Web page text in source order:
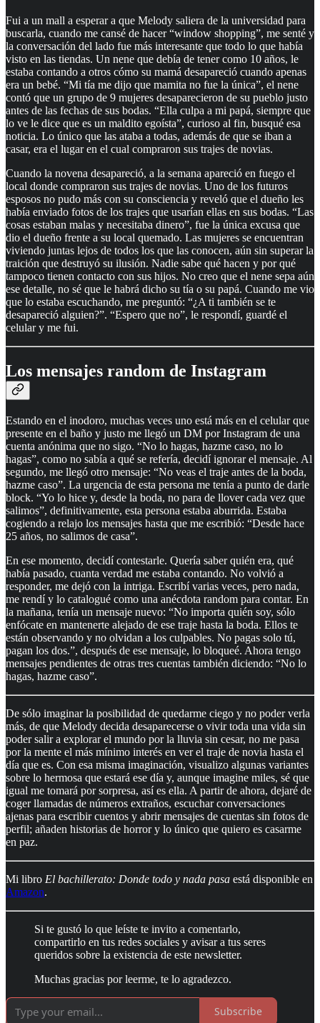
Fui a un mall a esperar a que Melody saliera de la universidad para
buscarla, cuando me cansé de hacer “window shopping”, me senté y
la conversación del lado fue más interesante que todo lo que había
visto en las tiendas. Un nene que debía de tener como 10 años, le
estaba contando a otros cómo su mamá desapareció cuando apenas
era un bebé. “Mi tía me dijo que mamita no fue la única”, el nene
contó que un grupo de 9 mujeres desaparecieron de su pueblo justo
antes de las fechas de sus bodas. “Ella culpa a mi papá, siempre que
lo ve le dice que es un maldito egoísta”, curioso al fin, busqué esa
noticia. Lo único que las ataba a todas, además de que se iban a
casar, era el lugar en el cual compraron sus trajes de novias.
Cuando la novena desapareció, a la semana apareció en fuego el
local donde compraron sus trajes de novias. Uno de los futuros
esposos no pudo más con su consciencia y reveló que el dueño les
había enviado fotos de los trajes que usarían ellas en sus bodas. “Las
cosas estaban malas y necesitaba dinero”, fue la única excusa que
dio el dueño frente a su local quemado. Las mujeres se encuentran
viviendo juntas lejos de todos los que las conocen, aún sin superar la
traición que destruyó su ilusión. Nadie sabe qué hacen y por qué
tampoco tienen contacto con sus hijos. No creo que el nene sepa aún
ese detalle, no sé que le habrá dicho su tía o su papá. Cuando me vio
que lo estaba escuchando, me preguntó: “¿A ti también se te
desapareció alguien?”. “Espero que no”, le respondí, guardé el
celular y me fui.
Los mensajes random de Instagram
Estando en el inodoro, muchas veces uno está más en el celular que
presente en el baño y justo me llegó un DM por Instagram de una
cuenta anónima que no sigo. “No lo hagas, hazme caso, no lo
hagas”, como no sabía a qué se refería, decidí ignorar el mensaje. Al
segundo, me llegó otro mensaje: “No veas el traje antes de la boda,
hazme caso”. La urgencia de esta persona me tenía a punto de darle
block. “Yo lo hice y, desde la boda, no para de llover cada vez que
salimos”, definitivamente, esta persona estaba aburrida. Estaba
cogiendo a relajo los mensajes hasta que me escribió: “Desde hace
25 años, no salimos de casa”.
En ese momento, decidí contestarle. Quería saber quién era, qué
había pasado, cuanta verdad me estaba contando. No volvió a
responder, me dejó con la intriga. Escribí varias veces, pero nada,
me rendí y lo catalogué como una anécdota random para contar. En
la mañana, tenía un mensaje nuevo: “No importa quién soy, sólo
enfócate en mantenerte alejado de ese traje hasta la boda. Ellos te
están observando y no olvidan a los culpables. No pagas solo tú,
pagan los dos.”, después de ese mensaje, lo bloqueé. Ahora tengo
mensajes pendientes de otras tres cuentas también diciendo: “No lo
hagas, hazme caso”.
De sólo imaginar la posibilidad de quedarme ciego y no poder verla
más, de que Melody decida desaparecerse o vivir toda una vida sin
poder salir a explorar el mundo por la lluvia sin cesar, no me pasa
por la mente el más mínimo interés en ver el traje de novia hasta el
día que es. Con esa misma imaginación, visualizo algunas variantes
sobre lo hermosa que estará ese día y, aunque imagine miles, sé que
igual me tomará por sorpresa, así es ella. A partir de ahora, dejaré de
coger llamadas de números extraños, escuchar conversaciones
ajenas para escribir cuentos y abrir mensajes de cuentas sin fotos de
perfil; añaden historias de horror y lo único que quiero es casarme
en paz.
Mi libro El bachillerato: Donde todo y nada pasa está disponible en
Amazon.
Si te gustó lo que leíste te invito a comentarlo,
compartirlo en tus redes sociales y avisar a tus seres
queridos sobre la existencia de este newsletter.
Muchas gracias por leerme, te lo agradezco.
Subscribe